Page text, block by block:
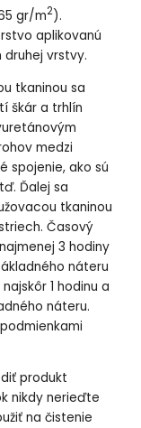
gr/m2).
aplikovanú
druhej vrstvy.
tkaninou sa
škár a trhlín
medzi
spojenie, ako sú
Ďalej sa
tkaninou
Časový
3 hodiny
náteru
1 hodinu a
náteru.
produkt
nikdy nerieďte
na čistenie